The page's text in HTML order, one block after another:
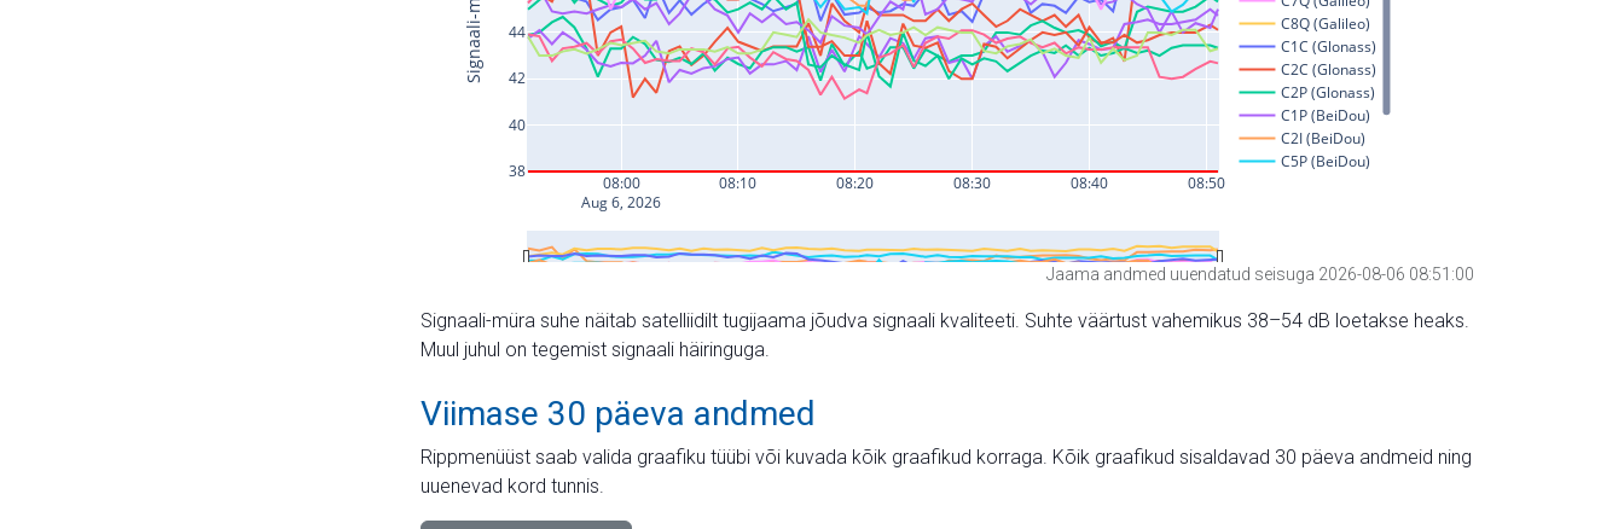
Jaama andmed uuendatud seisuga 2026-08-06 08:51:00
Signaali-müra suhe näitab satelliidilt tugijaama jõudva signaali kvaliteeti. Suhte väärtust vahemikus 38–54 dB loetakse heaks.
Muul juhul on tegemist signaali häiringuga.
Viimase 30 päeva andmed
Rippmenüüst saab valida graafiku tüübi või kuvada kõik graafikud korraga. Kõik graafikud sisaldavad 30 päeva andmeid ning
uuenevad kord tunnis.